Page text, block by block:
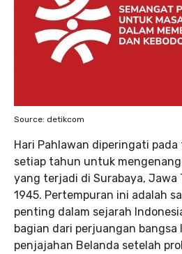
Source: detikcom
Hari Pahlawan diperingati pada
setiap tahun untuk
yang terjadi di Surabaya, Jawa
1945. Pertempuran ini adalah
penting dalam sejarah
bagian dari perjuangan bangsa
penjajahan Belanda setelah